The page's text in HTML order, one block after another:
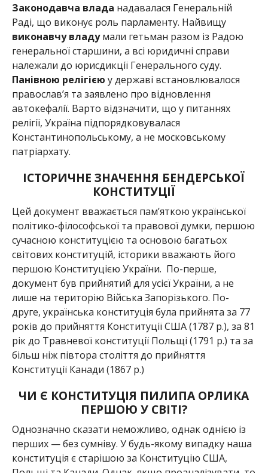
Законодавча влада надавалася Генеральній
Раді, що виконує роль парламенту. Найвищу
виконавчу владумали гетьман разом із Радою
генеральної старшини, а всі юридичні справи
належали до юрисдикції Генерального суду.
Панівною релігією у державі встановлювалося
православ’я та заявлено про відновлення
автокефалії. Варто відзначити, що у питаннях
релігії, Україна підпорядковувалася
Константинопольському, а не московському
патріархату.
ІСТОРИЧНЕ ЗНАЧЕННЯ БЕНДЕРСЬКОЇ
КОНСТИТУЦІЇ
Цей документ вважається пам’яткою української
політико-філософської та правової думки, першою
сучасною конституцією та основою багатьох
світових конституцій, історики вважають його
першою Конституцією України. По-перше,
документ був прийнятий для усієї України, а не
лише на територію Війська Запорізького. По-
друге, українська конституція була прийнята за 77
років до прийняття Конституції США (1787 р.), за 81
рік до Травневої конституції Польщі (1791 р.) та за
більш ніж півтора століття до прийняття
Конституції Канади (1867 р.)
ЧИ Є КОНСТИТУЦІЯ ПИЛИПА ОРЛИКА
ПЕРШОЮ У СВІТІ?
Однозначно сказати неможливо, однак однією із
перших — без сумніву. У будь-якому випадку наша
конституція є старішою за Конституцію США,